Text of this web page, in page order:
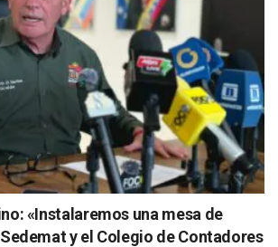
«Instalaremos una mesa de
y el Colegio de Contadores